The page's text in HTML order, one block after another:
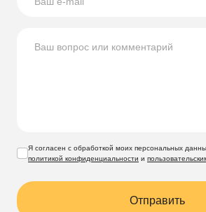
области.
Я согласен с обработкой моих персональных
политикой конфиденциальности и
Отправить